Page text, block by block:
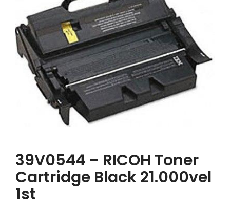
39V0544 – RICOH Toner
Cartridge Black 21.000vel
1st